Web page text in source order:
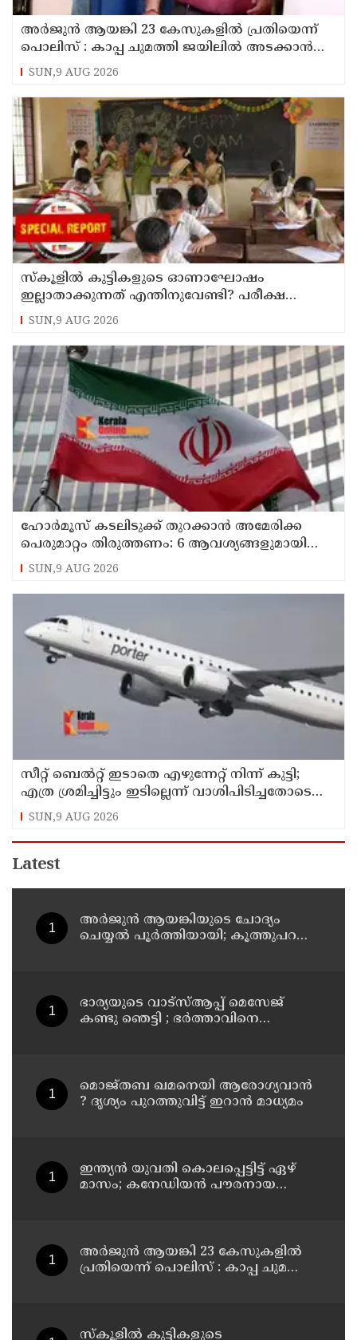
അര്‍ജുന്‍ ആയങ്കി 23 കേസുകളില്‍ പ്രതിയെന്ന്
പൊലിസ് : കാപ്പ ചുമത്തി ജയിലില്‍ അടക്കാന്‍
നീക്കം
SUN,9 AUG 2026
സ്‌കൂളില്‍ കുട്ടികളുടെ ഓണാഘോഷം
ഇല്ലാതാക്കുന്നത് എന്തിനുവേണ്ടി? പരീക്ഷ
ഷെഡ്യൂള്‍ മാറ്റിയത് തിരുത്തുമോ?
SUN,9 AUG 2026
ഹോര്‍മൂസ് കടലിടുക്ക് തുറക്കാന്‍ അമേരിക്ക
പെരുമാറ്റം തിരുത്തണം: 6 ആവശ്യങ്ങളുമായി
ഇറാന്‍ ദേശീയ സുരക്ഷാ കൗണ്‍സില്‍
SUN,9 AUG 2026
സീറ്റ് ബെല്‍റ്റ് ഇടാതെ എഴുന്നേറ്റ് നിന്ന് കുട്ടി;
എത്ര ശ്രമിച്ചിട്ടും ഇടില്ലെന്ന് വാശിപിടിച്ചതോടെ
വിമാനം റദ്ദാക്കി
SUN,9 AUG 2026
Latest
അര്‍ജുന്‍ ആയങ്കിയുടെ ചോദ്യം
ചെയ്യല്‍ പൂര്‍ത്തിയായി; കൂത്തുപറമ്പ്
ഭാര്യയുടെ വാട്സ്ആപ്പ് മെസേജ്
കണ്ടു ഞെട്ടി ; ഭര്‍ത്താവിനെ
യുവതിയും സുഹൃത്തും ഒളിവില്‍
മൊജ്തബ ഖമനെയി ആരോഗ്യവാന്‍
? ദൃശ്യം പുറത്തുവിട്ട് ഇറാന്‍ മാധ്യമം
ഇന്ത്യന്‍ യുവതി കൊലപ്പെട്ടിട്ട് ഏഴ്
മാസം; കനേഡിയന്‍ പൗരനായ
അര്‍ജുന്‍ ആയങ്കി 23 കേസുകളില്‍
പ്രതിയെന്ന് പൊലിസ് : കാപ്പ ചുമത്തി
സ്‌കൂളില്‍ കുട്ടികളുടെ